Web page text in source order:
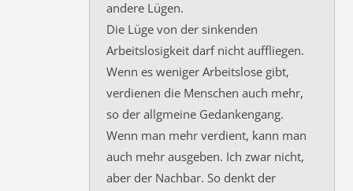
andere Lügen.
Die Lüge von der sinkenden
Arbeitslosigkeit darf nicht auffliegen.
Wenn es weniger Arbeitslose gibt,
verdienen die Menschen auch mehr,
so der allgmeine Gedankengang.
Wenn man mehr verdient, kann man
auch mehr ausgeben. Ich zwar nicht,
aber der Nachbar. So denkt der